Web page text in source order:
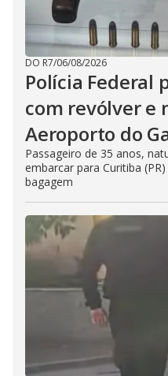
DO R7/06/08/2026
Polícia Federal
com revólver e
Aeroporto do
Passageiro de 35 anos,
embarcar para Curitiba
bagagem